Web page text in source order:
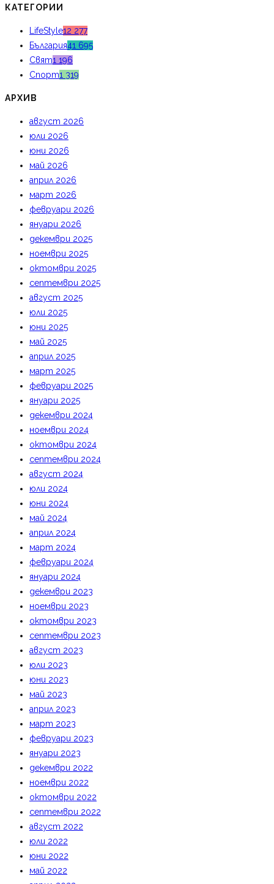
КАТЕГОРИИ
LifeStyle12 277
България41 695
Свят1 196
Спорт1 319
АРХИВ
август 2026
юли 2026
юни 2026
май 2026
април 2026
март 2026
февруари 2026
януари 2026
декември 2025
ноември 2025
октомври 2025
септември 2025
август 2025
юли 2025
юни 2025
май 2025
април 2025
март 2025
февруари 2025
януари 2025
декември 2024
ноември 2024
октомври 2024
септември 2024
август 2024
юли 2024
юни 2024
май 2024
април 2024
март 2024
февруари 2024
януари 2024
декември 2023
ноември 2023
октомври 2023
септември 2023
август 2023
юли 2023
юни 2023
май 2023
април 2023
март 2023
февруари 2023
януари 2023
декември 2022
ноември 2022
октомври 2022
септември 2022
август 2022
юли 2022
юни 2022
май 2022